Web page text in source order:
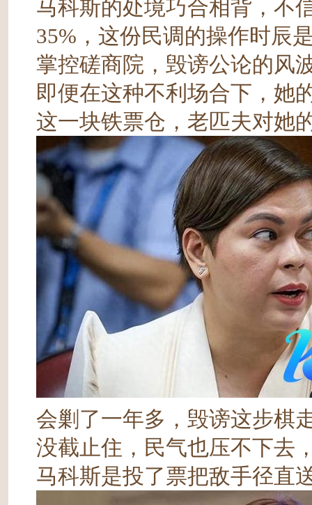
马科斯的处境巧合相背，不
35%，这份民调的操作时辰
掌控磋商院，毁谤公论的风
即便在这种不利场合下，她
这一块铁票仓，老匹夫对她
会剿了一年多，毁谤这步棋
没截止住，民气也压不下去
马科斯是投了票把敌手径直